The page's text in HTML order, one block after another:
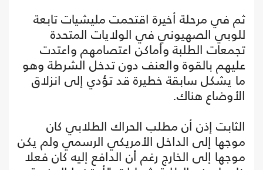
ثم في مرحلة أخيرة اقتحمت مليشيات تابعة
للوبي الصهيوني في الولايات المتحدة
تجمعات الطلبة وأماكن اعتصامهم واعتدت
عليهم بالقوة والعنف دون تدخل الشرطة وهو
ما يشكل سابقة خطيرة قد تؤدي إلى انزلاق
الأوضاع هناك.
الثابت إذن أن مطلب الحراك الطلابي كان
موجها إلى الداخل الأمريكي الرسمي ولم يكن
موجها إلى الخارج رغم أن الدافع إليه كان فعلا